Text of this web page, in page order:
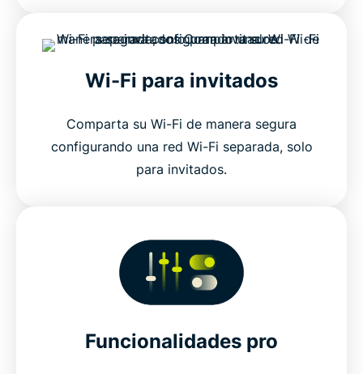
Wi-Fi para invitados
Comparta su Wi-Fi de manera segura
configurando una red Wi-Fi separada, solo
para invitados.
Funcionalidades pro